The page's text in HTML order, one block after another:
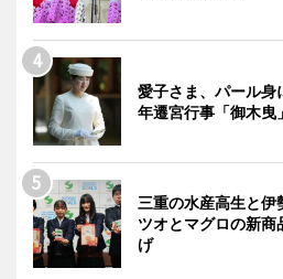
愛子さま、パール
年遷宮行事「御木曳
三重の水産高生と伊
ツオとマグロの新
げ